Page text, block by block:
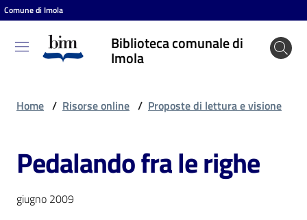
Vai al contenuto
Vai alla navigazione
Vai al footer
Comune di Imola
Biblioteca comunale di
Imola
Biblioteca
comunale
Entra
Cosa
Home / Risorse online / Proposte di lettura e visione
Pedalando fra le righe
giugno 2009